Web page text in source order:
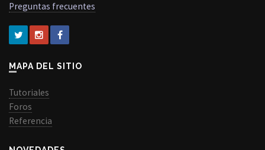
Preguntas frecuentes
MAPA DEL SITIO
Tutoriales
Foros
Referencia